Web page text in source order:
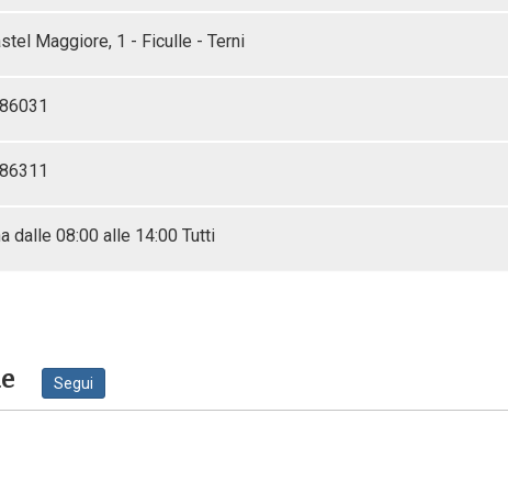
Maggiore, 1 - Ficulle - Terni
dalle 08:00 alle 14:00 Tutti
Segui